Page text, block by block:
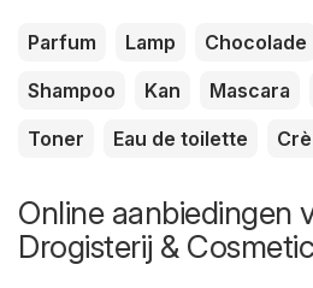
Parfum Lamp Chocolade
Shampoo
Kan Mascara
Toner
Eau de toilette
Online aanbiedingen
Drogisterij &